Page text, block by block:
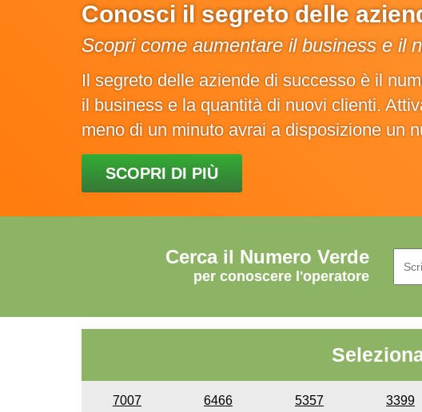
Conosci il segreto delle
Scopri come aumentare il business e il
Il segreto delle aziende di successo è il
il business e la quantità di nuovi clienti.
meno di un minuto avrai a disposizione un
SCOPRI DI PIÙ
Cerca il Numero Verde
per conoscere l'operatore
7007 6466 5357 3399